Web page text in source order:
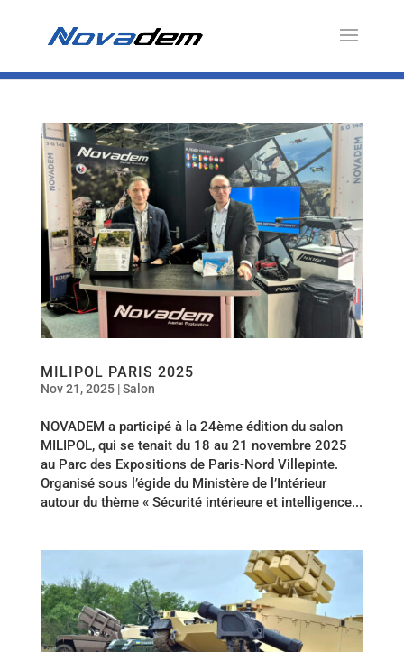
MILIPOL PARIS 2025
Nov 21, 2025|Salon
NOVADEM a participé à la 24ème édition du salon
MILIPOL, qui se tenait du 18 au 21 novembre 2025
au Parc des Expositions de Paris-Nord Villepinte.
Organisé sous l’égide du Ministère de l’Intérieur
autour du thème « Sécurité intérieure et intelligence...